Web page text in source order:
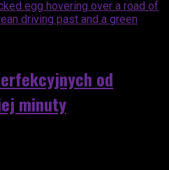
od
minuty